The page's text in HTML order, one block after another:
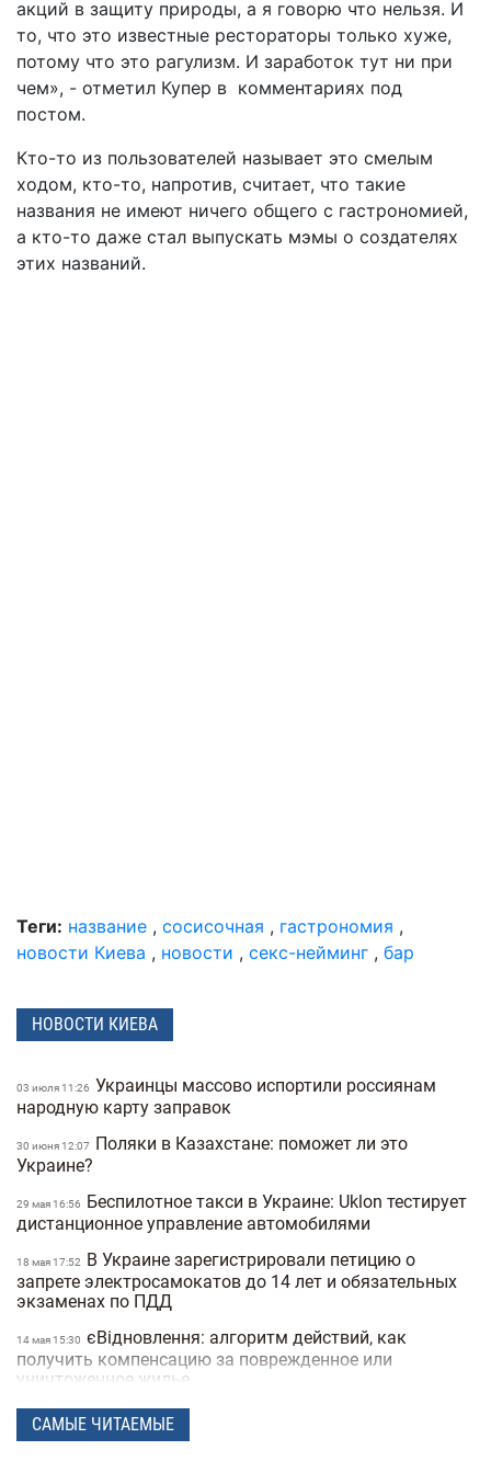
акций в защиту природы, а я говорю что нельзя. И
то, что это известные рестораторы только хуже,
потому что это рагулизм. И заработок тут ни при
чем», - отметил Купер в комментариях под
постом.
Кто-то из пользователей называет это смелым
ходом, кто-то, напротив, считает, что такие
названия не имеют ничего общего с гастрономией,
а кто-то даже стал выпускать мэмы о создателях
этих названий.
Теги: название , сосисочная , гастрономия ,
новости Киева , новости , секс-нейминг , бар
НОВОСТИ КИЕВА
03 июля 11:26 Украинцы массово испортили россиянам
народную карту заправок
30 июня 12:07
Поляки в Казахстане: поможет ли это
Украине?
29 мая 16:56
Беспилотное такси в Украине: Uklon тестирует
дистанционное управление автомобилями
18 мая 17:52
В Украине зарегистрировали петицию о
запрете электросамокатов до 14 лет и обязательных
экзаменах по ПДД
14 мая 15:30 єВідновлення: алгоритм действий, как
получить компенсацию за поврежденное или
уничтоженное жилье
06 мая 15:50 В Украине хотят запретить электросамокаты
на тротуарах: где и как они будут ездить
САМЫЕ ЧИТАЕМЫЕ